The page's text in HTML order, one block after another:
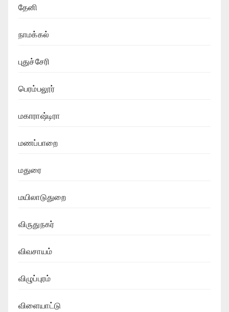
தேனி
நாமக்கல்
புதுச்சேரி
பெரம்பலூர்
மகாராஷ்டிரா
மணப்பாறை
மதுரை
மயிலாடுதுறை
விருதுநகர்
விவசாயம்
விழுப்புரம்
விளையாட்டு